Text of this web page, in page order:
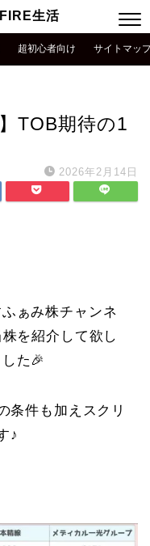
生活
超初心者向け サイトマッ
TOB期待の1
2026年2月14日
ぁみ株チャンネ
を紹介して欲し
た🎉
条件も加えスクリ
♪